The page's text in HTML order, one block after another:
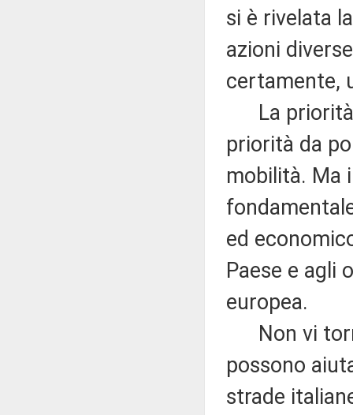
si è rivelata
azioni
certamente,
La priorità
priorità da
mobilità. Ma
ed
Paese e agli
europea.
Non vi
possono
strade